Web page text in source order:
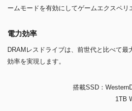
ームモードを有効にしてゲームエクスペリ
電力効率
DRAMレスドライブは、前世代と比べて最
効率を実現します。
搭載SSD：
1TB